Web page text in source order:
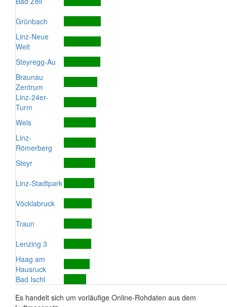
Grünbach
Linz-Neue
Welt
Steyregg-Au
Braunau
Zentrum
Linz-24er-
Turm
Wels
Linz-
Römerberg
Steyr
Linz-Stadtpark
Vöcklabruck
Traun
Lenzing 3
Haag am
Hausruck
Bad Ischl
Es handelt sich um vorläufige Online-Rohdaten aus dem